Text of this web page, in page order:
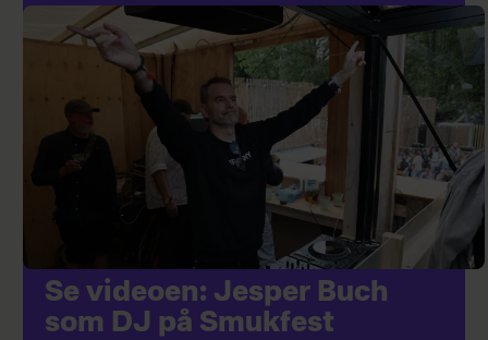
Se videoen: Jesper Buch
som DJ på Smukfest